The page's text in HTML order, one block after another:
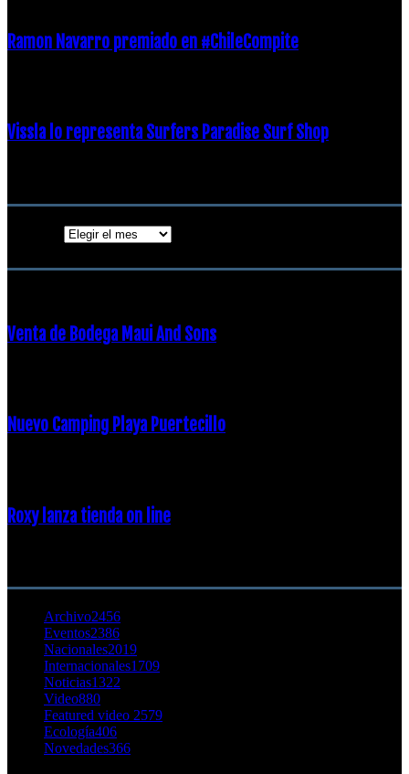
Ramon Navarro premiado en #ChileCompite
Vissla lo representa Surfers Paradise Surf Shop
Venta de Bodega Maui And Sons
Nuevo Camping Playa Puertecillo
Roxy lanza tienda on line
Archivo2456
Eventos2386
Nacionales2019
Internacionales1709
Noticias1322
Video880
Featured video 2579
Ecología406
Novedades366